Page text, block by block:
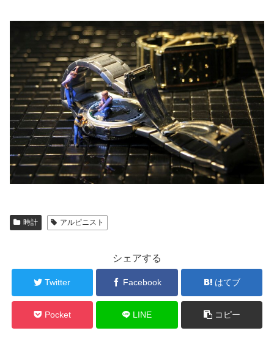
時計 アルピニスト
シェアする
Twitter Facebook はてブ
Pocket LINE コピー